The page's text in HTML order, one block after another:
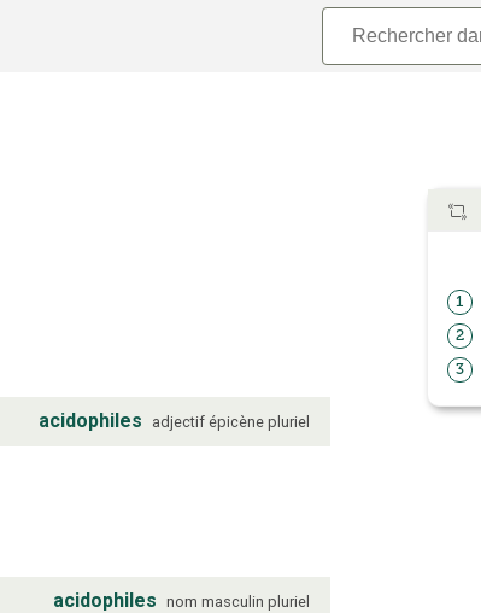
acidophiles adjectif épicène pluriel
acidophiles nom masculin pluriel
1
2
3